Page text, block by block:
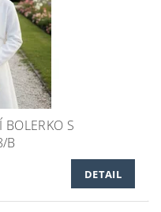
BOLERKO S
B
DETAIL